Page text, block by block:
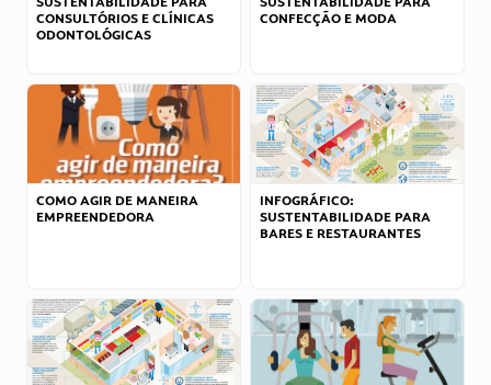
CONSULTÓRIOS E CLÍNICAS
ODONTOLÓGICAS
CONFECÇÃO E MODA
COMO AGIR DE MANEIRA
EMPREENDEDORA
INFOGRÁFICO:
SUSTENTABILIDADE PARA
BARES E RESTAURANTES